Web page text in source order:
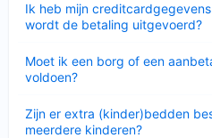
Ik heb mijn
wordt de betaling uitgevoerd?
Moet ik een borg of een
voldoen?
Zijn er extra (kinder)bedden
meerdere kinderen?